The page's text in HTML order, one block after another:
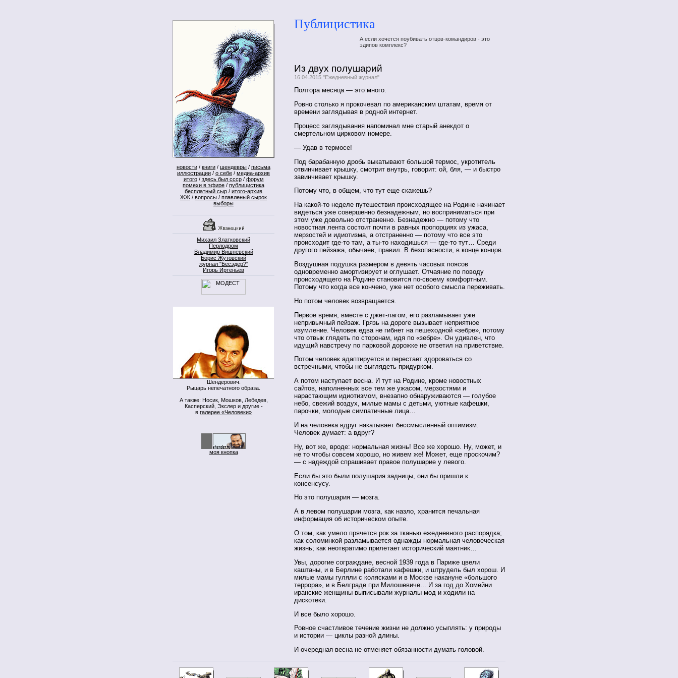
новости / книги / шендевры / письма
иллюстрации / о себе / медиа-архив
итого/ здесь был ссср/ форум
помехи в эфире / публицистика
бесплатный сыр / итого-архив
ЖЖ / вопросы / плавленый сырок
выборы
Михаил Златковский
Перлодром
Владимир Вишневский
Борис Жутовский
журнал "Бесэдер?"
Игорь Иртеньев
Шендерович.
Рыцарь непечатного образа.
А также: Носик, Мошков, Лебедев,
Касперский, Экслер и другие -
в галерее «Человеки»
моя кнопка
Публицистика
А если хочется поубивать отцов-командиров - это
эдипов комплекс?
Из двух полушарий
16.04.2015 "Ежедневный журнал"
Полтора месяца — это много.
Ровно столько я прокочевал по американским штатам, время от
времени заглядывая в родной интернет.
Процесс заглядывания напоминал мне старый анекдот о
смертельном цирковом номере.
— Удав в термосе!
Под барабанную дробь выкатывают большой термос, укротитель
отвинчивает крышку, смотрит внутрь, говорит: ой, бля, — и быстро
завинчивает крышку.
Потому что, в общем, что тут еще скажешь?
На какой-то неделе путешествия происходящее на Родине начинает
видеться уже совершенно безнадежным, но восприниматься при
этом уже довольно отстраненно. Безнадежно — потому что
новостная лента состоит почти в равных пропорциях из ужаса,
мерзостей и идиотизма, а отстраненно — потому что все это
происходит где-то там, а ты-то находишься — где-то тут… Среди
другого пейзажа, обычаев, правил. В безопасности, в конце концов.
Воздушная подушка размером в девять часовых поясов
одновременно амортизирует и оглушает. Отчаяние по поводу
происходящего на Родине становится по-своему комфортным.
Потому что когда все кончено, уже нет особого смысла переживать.
Но потом человек возвращается.
Первое время, вместе с джет-лагом, его разламывает уже
непривычный пейзаж. Грязь на дороге вызывает неприятное
изумление. Человек едва не гибнет на пешеходной «зебре», потому
что отвык глядеть по сторонам, идя по «зебре». Он удивлен, что
идущий навстречу по парковой дорожке не ответил на приветствие.
Потом человек адаптируется и перестает здороваться со
встречными, чтобы не выглядеть придурком.
А потом наступает весна. И тут на Родине, кроме новостных
сайтов, наполненных все тем же ужасом, мерзостями и
нарастающим идиотизмом, внезапно обнаруживаются — голубое
небо, свежий воздух, милые мамы с детьми, уютные кафешки,
парочки, молодые симпатичные лица…
И на человека вдруг накатывает бессмысленный оптимизм.
Человек думает: а вдруг?
Ну, вот же, вроде: нормальная жизнь! Все же хорошо. Ну, может, и
не то чтобы совсем хорошо, но живем же! Может, еще проскочим?
— с надеждой спрашивает правое полушарие у левого.
Если бы это были полушария задницы, они бы пришли к
консенсусу.
Но это полушария — мозга.
А в левом полушарии мозга, как назло, хранится печальная
информация об историческом опыте.
О том, как умело прячется рок за тканью ежедневного распорядка;
как соломинкой разламывается однажды нормальная человеческая
жизнь; как неотвратимо прилетает исторический маятник…
Увы, дорогие сограждане, весной 1939 года в Париже цвели
каштаны, и в Берлине работали кафешки, и штрудель был хорош. И
милые мамы гуляли с колясками и в Москве накануне «большого
террора», и в Белграде при Милошевиче... И за год до Хомейни
иранские женщины выписывали журналы мод и ходили на
дискотеки.
И все было хорошо.
Ровное счастливое течение жизни не должно усыплять: у природы
и истории — циклы разной длины.
И очередная весна не отменяет обязанности думать головой.